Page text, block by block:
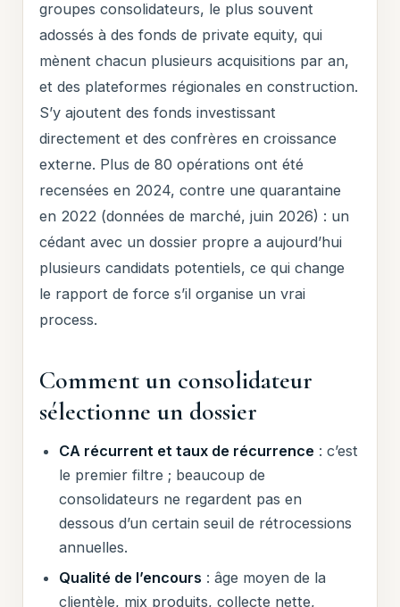
groupes consolidateurs, le plus souvent
adossés à des fonds de private equity, qui
mènent chacun plusieurs acquisitions par an,
et des plateformes régionales en construction.
S’y ajoutent des fonds investissant
directement et des confrères en croissance
externe. Plus de 80 opérations ont été
recensées en 2024, contre une quarantaine
en 2022 (données de marché, juin 2026) : un
cédant avec un dossier propre a aujourd’hui
plusieurs candidats potentiels, ce qui change
le rapport de force s’il organise un vrai
process.
Comment un consolidateur
sélectionne un dossier
CA récurrent et taux de récurrence: c’est
le premier filtre ; beaucoup de
consolidateurs ne regardent pas en
dessous d’un certain seuil de rétrocessions
annuelles.
Qualité de l’encours : âge moyen de la
clientèle, mix produits, collecte nette,